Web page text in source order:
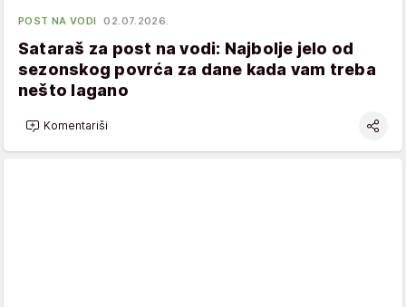
POST NA VODI 02.07.2026.
Sataraš za post na vodi: Najbolje jelo od
sezonskog povrća za dane kada vam treba
nešto lagano
Komentariši